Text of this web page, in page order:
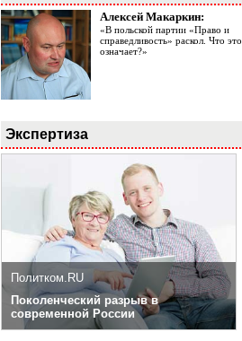
Алексей Макаркин:
«В польской партии «Право и
справедливость» раскол. Что это
означает?»
Экспертиза
Политком.RU
Поколенческий разрыв в
современной России